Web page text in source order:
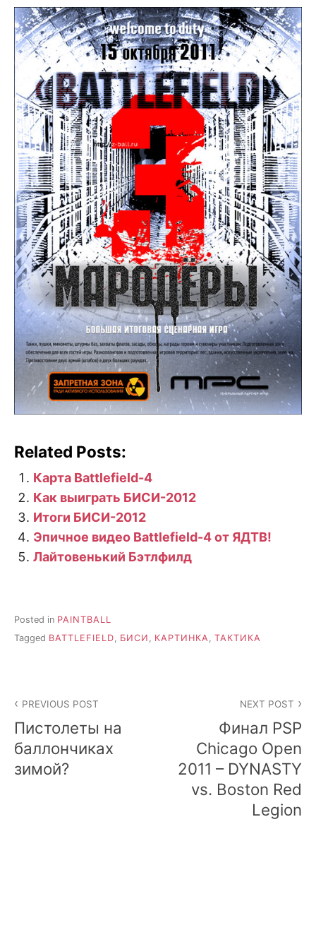
Related Posts:
Карта Battlefield-4
Как выиграть БИСИ-2012
Итоги БИСИ-2012
Эпичное видео Battlefield-4 от ЯДТВ!
Лайтовенький Бэтлфилд
Posted in PAINTBALL
Tagged BATTLEFIELD, БИСИ , КАРТИНКА, ТАКТИКА
navigation
PREVIOUS POST
Пистолеты на
баллончиках
зимой?
NEXT POST
Финал PSP
Chicago Open
2011 – DYNASTY
vs. Boston Red
Legion